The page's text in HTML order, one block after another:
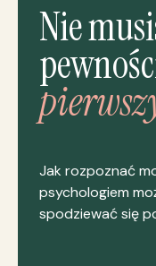
Nie
Jak rozpoznać
psychologiem
spodziewać się